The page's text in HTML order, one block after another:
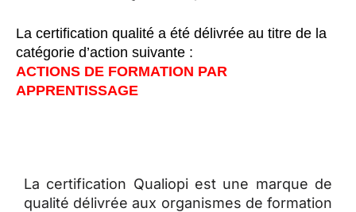
La certification qualité a été délivrée au titre de la
catégorie d’action suivante :
ACTIONS DE FORMATION PAR
APPRENTISSAGE
La certification Qualiopi est une marque de
qualité délivrée aux organismes de formation